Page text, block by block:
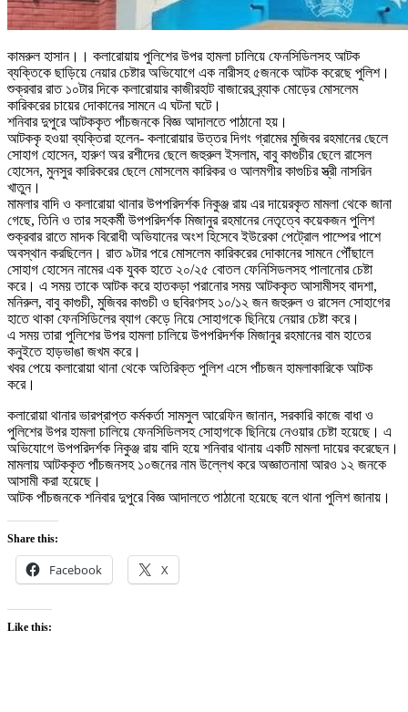
কামরুল হাসান।। কলারোয়ায় পুলিশের উপর হামলা চালিয়ে ফেনসিডিলসহ আটক
ব্যক্তিকে ছাড়িয়ে নেয়ার চেষ্টার অভিযোগে এক নারীসহ ৫জনকে আটক করেছে পুলিশ।
শুক্রবার রাত ১০টার দিকে কলারোয়ার কাজীরহাট বাজারের ব্র্যাক মোড়ের মোসলেম
কারিকরের চায়ের দোকানের সামনে এ ঘটনা ঘটে।
শনিবার দুপুরে আটককৃত পাঁচজনকে বিজ্ঞ আদালতে পাঠানো হয়।
আটককৃ হওয়া ব্যক্তিরা হলেন- কলারোয়ার উত্তর দিগং গ্রামের মুজিবর রহমানের ছেলে
সোহাগ হোসেন, হারুণ অর রশীদের ছেলে জহুরুল ইসলাম, বাবু কাগুচীর ছেলে রাসেল
হোসেন, মুনসুর কারিকরের ছেলে মোসলেম কারিকর ও আলমগীর কাগুচির স্ত্রী নাসরিন
খাতুন।
মামলার বাদি ও কলারোয়া থানার উপপরিদর্শক নিকুঞ্জ রায় এর দায়েরকৃত মামলা থেকে জানা
গেছে, তিনি ও তার সহকর্মী উপপরিদর্শক মিজানুর রহমানের নেতৃত্বে কয়েকজন পুলিশ
শুক্রবার রাতে মাদক বিরোধী অভিযানের অংশ হিসেবে ইউরেকা পেট্রোল পাম্পের পাশে
অবস্থান করছিলেন। রাত ৯টার পরে মোসলেম কারিকরের দোকানের সামনে পৌঁছালে
সোহাগ হোসেন নামের এক যুবক হাতে ২০/২৫ বোতল ফেনিসিডলসহ পালানোর চেষ্টা
করে। এ সময় তাকে আটক করে হাতকড়া পরানোর সময় আটককৃত আসামীসহ বাদশা,
মনিরুল, বাবু কাগুচী, মুজিবর কাগুচী ও ছবিরণসহ ১০/১২ জন জহুরুল ও রাসেল সোহাগের
হাতে থাকা ফেনসিডিলের ব্যাগ কেড়ে নিয়ে সোহাগকে ছিনিয়ে নেয়ার চেষ্টা করে।
এ সময় তারা পুলিশের উপর হামলা চালিয়ে উপপরিদর্শক মিজানুর রহমানের বাম হাতের
কনুইতে হাড়ভাঙা জখম করে।
খবর পেয়ে কলারোয়া থানা থেকে অতিরিক্ত পুলিশ এসে পাঁচজন হামলাকারিকে আটক
করে।
কলারোয়া থানার ভারপ্রাপ্ত কর্মকর্তা সামসুল আরেফিন জানান, সরকারি কাজে বাধা ও
পুলিশের উপর হামলা চালিয়ে ফেনসিডিলসহ সোহাগকে ছিনিয়ে নেওয়ার চেষ্টা হয়েছে। এ
অভিযোগে উপপরিদর্শক নিকুঞ্জ রায় বাদি হয়ে শনিবার থানায় একটি মামলা দায়ের করেছেন।
মামলায় আটককৃত পাঁচজনসহ ১০জনের নাম উল্লেখ করে অজ্ঞাতনামা আরও ১২ জনকে
আসামী করা হয়েছে।
আটক পাঁচজনকে শনিবার দুপুরে বিজ্ঞ আদালতে পাঠানো হয়েছে বলে থানা পুলিশ জানায়।
Share this:
Facebook X
Like this: